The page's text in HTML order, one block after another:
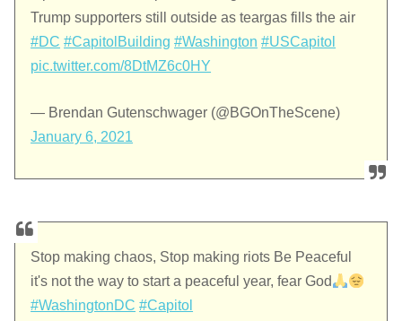
Trump supporters still outside as teargas fills the air
#DC #CapitolBuilding #Washington #USCapitol
pic.twitter.com/8DtMZ6c0HY
— Brendan Gutenschwager (@BGOnTheScene)
January 6, 2021
Stop making chaos, Stop making riots Be Peaceful
it's not the way to start a peaceful year, fear God
#WashingtonDC #Capitol